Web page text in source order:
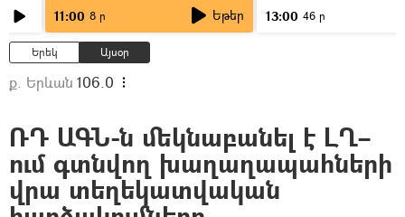
11:00 8 ր Եթեր 13:00 46 ր
Երեկ Այսօր
ք. Երևան 106.0
ՌԴ ԱԳՆ-ն մեկնաբանել է ԼՂ–
ում գտնվող խաղաղապահների
վրա տեղեկատվական